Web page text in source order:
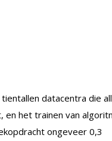
datacentra die
en het trainen van
ongeveer 0,3